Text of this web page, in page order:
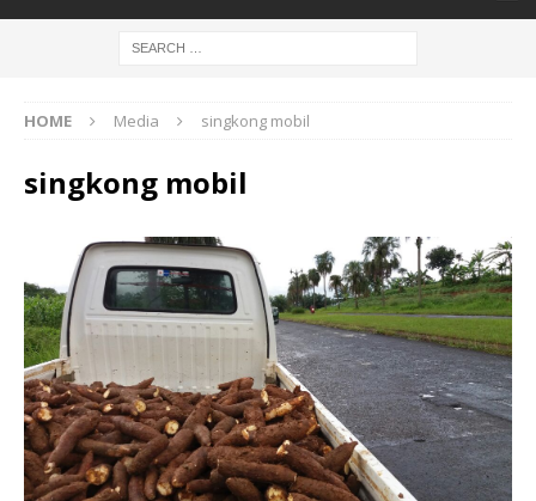
HOME Media singkong mobil
singkong mobil